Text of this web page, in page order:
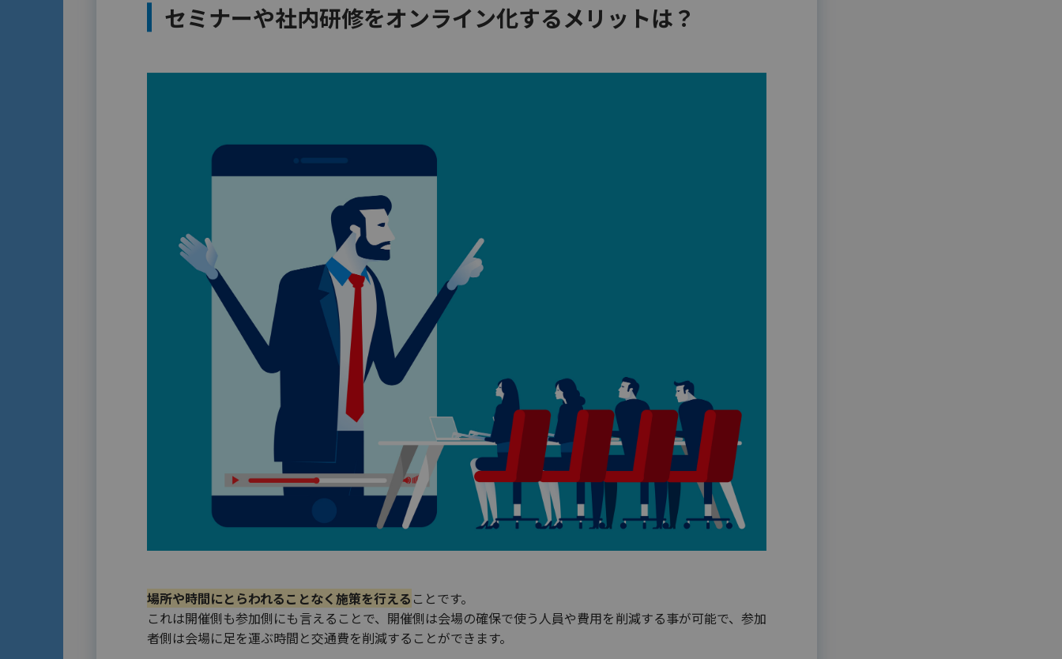
セミナーや社内研修をオンライン化するメリットは？
場所や時間にとらわれることなく施策を行える ことです。
これは開催側も参加側にも言えることで、開催側は会場の確保で使う人員や費用を削減する事が可能で、参加
者側は会場に足を運ぶ時間と交通費を削減することができます。